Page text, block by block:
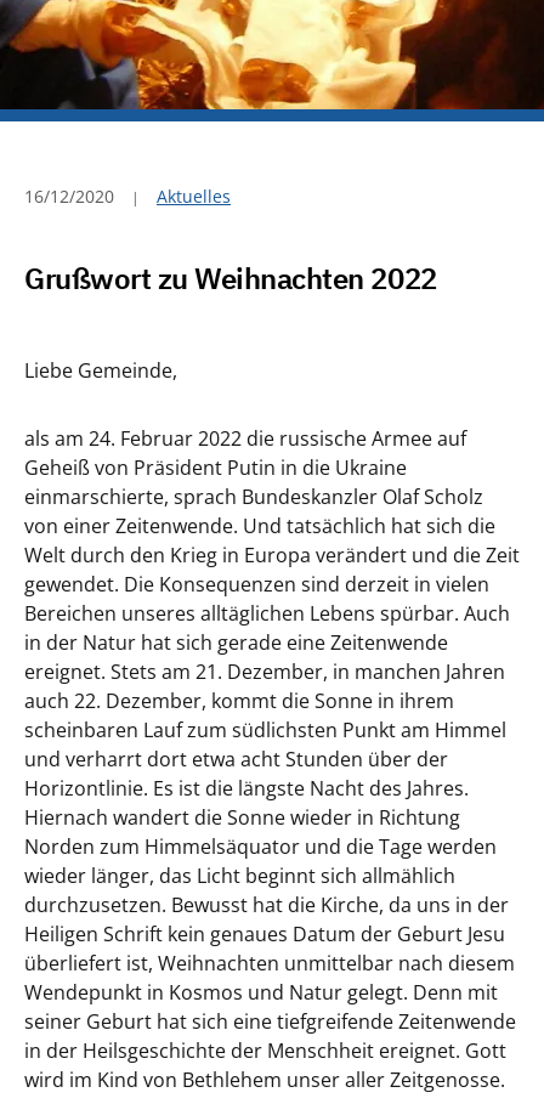
16/12/2020 Aktuelles
Grußwort zu Weihnachten 2022
Liebe Gemeinde,
als am 24. Februar 2022 die russische Armee auf
Geheiß von Präsident Putin in die Ukraine
einmarschierte, sprach Bundeskanzler Olaf Scholz
von einer Zeitenwende. Und tatsächlich hat sich die
Welt durch den Krieg in Europa verändert und die Zeit
gewendet. Die Konsequenzen sind derzeit in vielen
Bereichen unseres alltäglichen Lebens spürbar. Auch
in der Natur hat sich gerade eine Zeitenwende
ereignet. Stets am 21. Dezember, in manchen Jahren
auch 22. Dezember, kommt die Sonne in ihrem
scheinbaren Lauf zum südlichsten Punkt am Himmel
und verharrt dort etwa acht Stunden über der
Horizontlinie. Es ist die längste Nacht des Jahres.
Hiernach wandert die Sonne wieder in Richtung
Norden zum Himmelsäquator und die Tage werden
wieder länger, das Licht beginnt sich allmählich
durchzusetzen. Bewusst hat die Kirche, da uns in der
Heiligen Schrift kein genaues Datum der Geburt Jesu
überliefert ist, Weihnachten unmittelbar nach diesem
Wendepunkt in Kosmos und Natur gelegt. Denn mit
seiner Geburt hat sich eine tiefgreifende Zeitenwende
in der Heilsgeschichte der Menschheit ereignet. Gott
wird im Kind von Bethlehem unser aller Zeitgenosse.